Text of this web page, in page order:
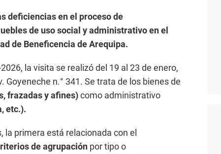
deficiencias en el proceso de
de uso social y administrativo en el
de Beneficencia de Arequipa.
la visita se realizó del 19 al 23 de enero,
Goyeneche n.° 341. Se trata de los bienes de
frazadas y afines)como administrativo
etc.).
la primera está relacionada con el
de agrupación por tipo o